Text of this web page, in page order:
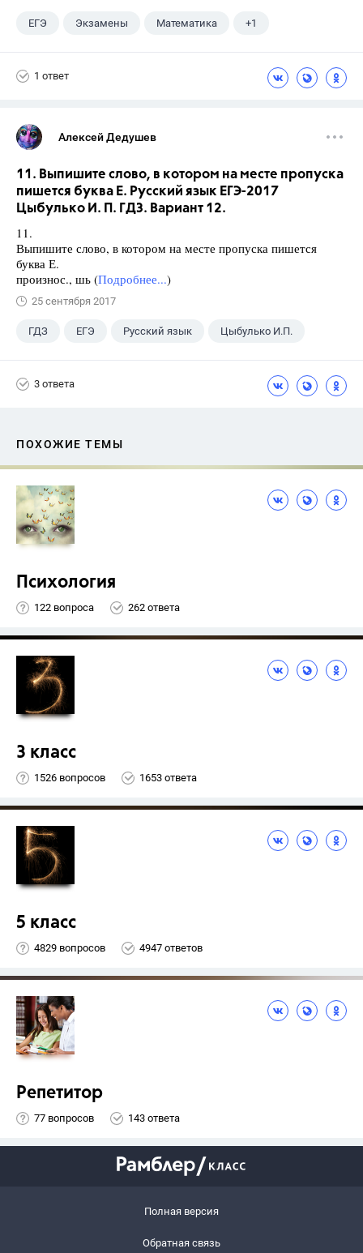
ЕГЭ Экзамены Математика +1
1 ответ
Алексей Дедушев
11. Выпишите слово, в котором на месте пропуска
пишется буква Е. Русский язык ЕГЭ-2017
Цыбулько И. П. ГДЗ. Вариант 12.
11.
Выпишите слово, в котором на месте пропуска пишется
буква Е.
произнос., шь (Подробнее...)
25 сентября 2017
ГДЗ ЕГЭ Русский язык Цыбулько И.П.
3 ответа
ПОХОЖИЕ ТЕМЫ
Психология
122 вопроса 262 ответа
3 класс
1526 вопросов 1653 ответа
5 класс
4829 вопросов 4947 ответов
Репетитор
77 вопросов 143 ответа
Полная версия
Обратная связь